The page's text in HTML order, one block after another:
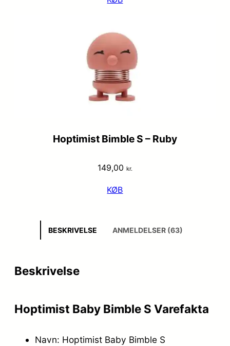
Hoptimist Bimble S – Ruby
149,00 kr.
KØB
BESKRIVELSE ANMELDELSER (63)
Beskrivelse
Hoptimist Baby Bimble S Varefakta
Navn: Hoptimist Baby Bimble S